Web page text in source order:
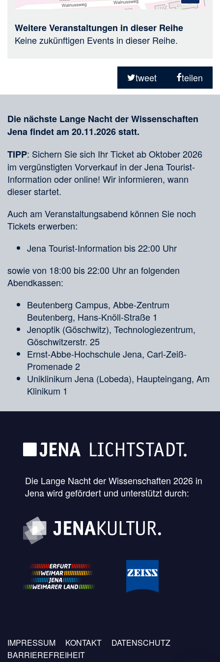
Weitere Veranstaltungen in dieser Reihe
Keine zukünftigen Events in dieser Reihe.
tweet
teilen
Die nächste Lange Nacht der Wissenschaften
Jena findet am 20.11.2026 statt.
TIPP: Sichern Sie sich Ihr Ticket ab Oktober 2026
im vergünstigten Vorverkauf in der Jena Tourist-
Information oder online! Wir informieren, wann
dieser startet.
Auch am Veranstaltungsabend können Sie noch
Tickets erwerben:
Jena Tourist-Information bis 22:00 Uhr
sowie von 18:00 bis 22:00 Uhr an folgenden
Abendkassen:
Beutenberg Campus, Abbe-Zentrum
Beutenberg, Hans-Knöll-Straße 1
Jenoptik (Göschwitz), Technologiezentrum,
Göschwitzerstr. 25
Ernst-Abbe-Hochschule Jena, Carl-Zeiß-
Promenade 2
Uniklinikum Jena (Lobeda), Haupteingang, Am
Klinikum 1
Die Lange Nacht der Wissenschaften 2026 in
Jena wird gefördert und unterstützt durch:
Fußzeilen
Menü
IMPRESSUM KONTAKT
DATENSCHUTZ
BARRIEREFREIHEIT